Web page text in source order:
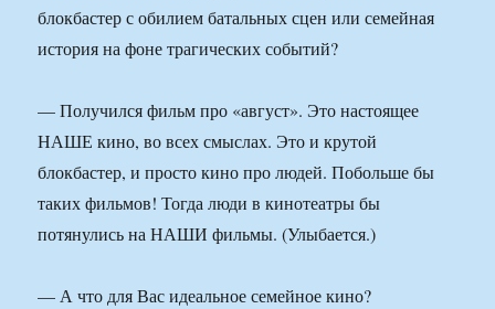
блокбастер с обилием батальных сцен или семейная
история на фоне трагических событий?
— Получился фильм про «август». Это настоящее
НАШЕ кино, во всех смыслах. Это и крутой
блокбастер, и просто кино про людей. Побольше бы
таких фильмов! Тогда люди в кинотеатры бы
потянулись на НАШИ фильмы. (Улыбается.)
— А что для Вас идеальное семейное кино?